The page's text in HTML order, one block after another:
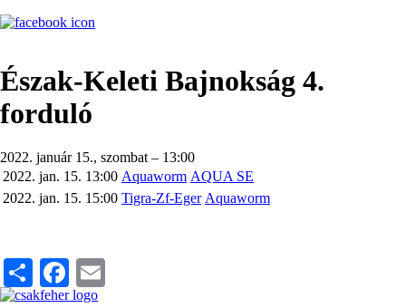
Észak-Keleti Bajnokság 4.
forduló
2022. január 15., szombat – 13:00
2022. jan. 15. 13:00 Aquaworm AQUA SE
2022. jan. 15. 15:00 Tigra-Zf-Eger Aquaworm
ShareFacebook